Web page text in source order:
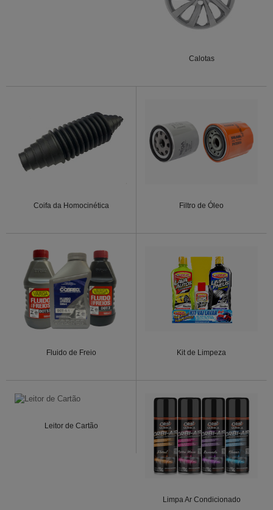
Calotas
Coifa da Homocinética Filtro de Óleo
Fluido de Freio Kit de Limpeza
Leitor de Cartão
Limpa Ar Condicionado